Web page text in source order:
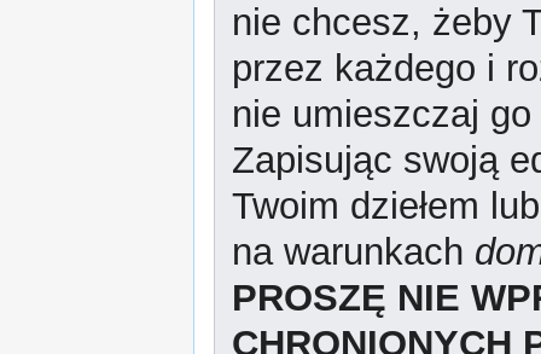
nie chcesz, żeby
przez każdego i
nie umieszczaj
Zapisując swoją
Twoim dziełem
na warunkach
PROSZĘ NIE
CHRONIONYCH